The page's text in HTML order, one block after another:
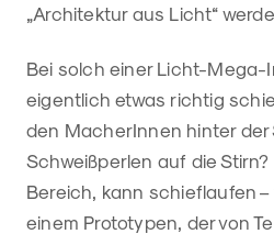
„Architektur aus Licht“ werde.
Bei solch einer Licht-Mega-
eigentlich etwas richtig
den MacherInnen hinter der
Schweißperlen auf die Stirn?
Bereich, kann schieflaufen
einem Prototypen, der von